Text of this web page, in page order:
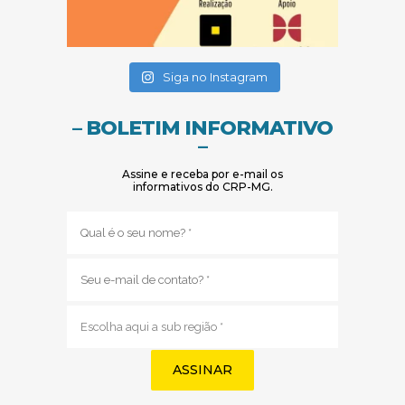
Siga no Instagram
– BOLETIM INFORMATIVO
–
Assine e receba por e-mail os
informativos do CRP-MG.
mail
região